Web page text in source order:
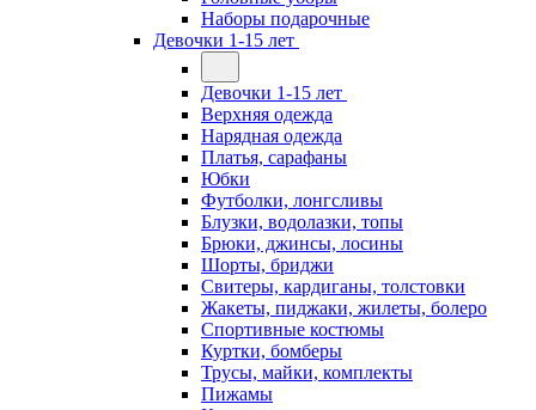
Наборы подарочные
Девочки 1-15 лет
Девочки 1-15 лет
Верхняя одежда
Нарядная одежда
Платья, сарафаны
Юбки
Футболки, лонгсливы
Блузки, водолазки, топы
Брюки, джинсы, лосины
Шорты, бриджи
Свитеры, кардиганы, толстовки
Жакеты, пиджаки, жилеты, болеро
Спортивные костюмы
Куртки, бомберы
Трусы, майки, комплекты
Пижамы